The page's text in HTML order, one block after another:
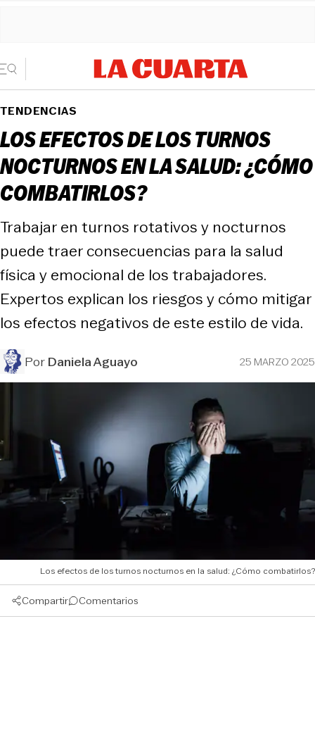
TENDENCIAS
LOS EFECTOS DE LOS TURNOS
NOCTURNOS EN LA SALUD: ¿CÓMO
COMBATIRLOS?
Trabajar en turnos rotativos y nocturnos
puede traer consecuencias para la salud
física y emocional de los trabajadores.
Expertos explican los riesgos y cómo mitigar
los efectos negativos de este estilo de vida.
PorDaniela Aguayo 25 MARZO 2025
Los efectos de los turnos nocturnos en la salud: ¿Cómo combatirlos?
Compartir Comentarios